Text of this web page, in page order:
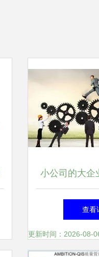
小公司的大企
查看
更新时间：2026-08-